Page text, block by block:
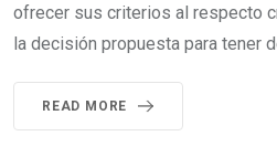
ofrecer sus criterios al respecto
la decisión propuesta para tener
READ MORE